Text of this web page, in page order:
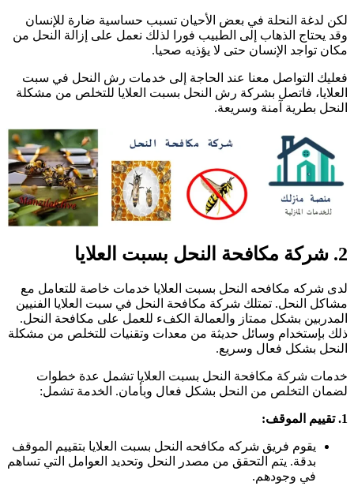
لدغة النحلة في بعض الأحيان تسبب حساسية ضارة للإنسان
يحتاج الذهاب إلى الطبيب فورا لذلك نعمل على إزالة النحل من
تواجد الإنسان حتى لا يؤذيه صحيا.
التواصل معنا عند الحاجة إلى خدمات رش النحل في سبت
فاتصل بشركة رش النحل بسبت العلايا للتخلص من مشكلة
بطرية آمنة وسريعة.
بسبت العلايا
شركه مكافحه النحل بسبت العلايا خدمات خاصة للتعامل مع
النحل. تمتلك شركة مكافحة النحل في سبت العلايا الفنيين
بشكل ممتاز والعمالة الكفء للعمل على مكافحة النحل.
بإستخدام وسائل حديثة من معدات وتقنيات للتخلص من مشكلة
بشكل فعال وسريع.
شركة مكافحة النحل بسبت العلايا تشمل عدة خطوات
التخلص من النحل بشكل فعال وبأمان. الخدمة تشمل:
يقوم فريق شركه مكافحه النحل بسبت العلايا بتقييم الموقف
بدقة. يتم التحقق من مصدر النحل وتحديد العوامل التي تساهم
في وجودهم.